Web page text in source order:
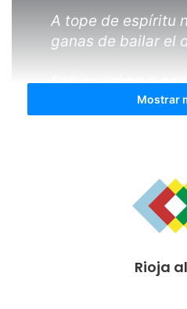
A tope de espíritu
ganas de bailar el
Sali os anima a
Masterclass!!Mostrar
Rioja